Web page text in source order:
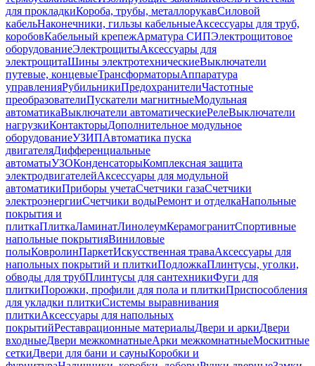
для прокладкиКороба, трубы, металлорукавСиловой
кабельНаконечники, гильзы кабельныеАксессуары для труб,
коробовКабельный крепежАрматура СИПЭлектрощитовое
оборудованиеЭлектрощитыАксессуары для
электрощитаШины электротехническиеВыключатели
путевые, концевыеТрансформаторыАппаратура
управленияРубильникиПредохранителиЧастотные
преобразователиПускатели магнитныеМодульная
автоматикаВыключатели автоматическиеРелеВыключатели
нагрузкиКонтакторыДополнительное модульное
оборудованиеУЗИПАвтоматика пуска
двигателяДифференциальные
автоматыУЗОКонденсаторыКомплексная защита
электродвигателейАксессуары для модульной
автоматикиПриборы учетаСчетчики газаСчетчики
электроэнергииСчетчики водыРемонт и отделкаНапольные
покрытия и
плиткаПлиткаЛаминатЛинолеумКерамогранитСпортивные
напольные покрытияВиниловые
полыКовролинПаркетИскусственная траваАксессуары для
напольных покрытий и плиткиПодложкаПлинтусы, уголки,
обводы для трубПлинтусы для сантехникиФуги для
плиткиПорожки, профили для пола и плиткиПриспособления
для укладки плиткиСистемы выравнивания
плиткиАксессуары для напольных
покрытийРеставрационные материалыДвери и аркиДвери
входныеДвери межкомнатныеАрки межкомнатныеМоскитные
сеткиДвери для бани и сауныКоробки и